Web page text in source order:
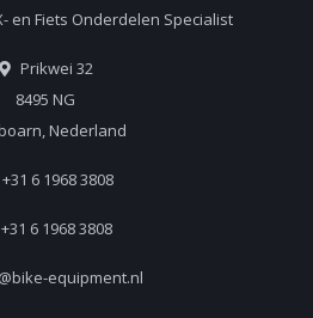
en Fiets Onderdelen Specialist
Prikwei 32
8495 NG
Nederland
+31 6 1968 3808
+31 6 1968 3808
equipment.nl